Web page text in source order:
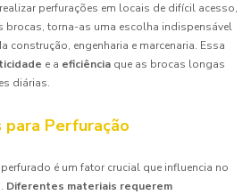
perfurações em locais de difícil acesso,
brocas, torna-as uma escolha indispensável
engenharia e marcenaria. Essa
e a eficiência que as brocas longas
diárias.
Perfuração
é um fator crucial que influencia no
Diferentes materiais requerem